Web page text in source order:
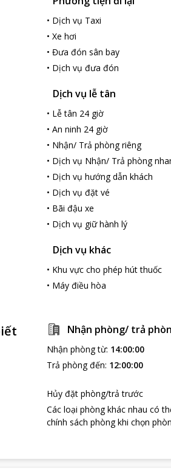
• Dịch vụ Taxi
• Xe hơi
• Đưa đón sân bay
• Dịch vụ đưa đón
Dịch vụ lễ tân
• Lễ tân 24 giờ
• An ninh 24 giờ
• Nhận/ Trả phòng riêng
• Dịch vụ Nhận/ Trả phòng
• Dịch vụ hướng dẫn khách
• Dịch vụ đặt vé
• Bãi đậu xe
• Dịch vụ giữ hành lý
Dịch vụ khác
• Khu vực cho phép hút thuốc
• Máy điều hòa
Nhận phòng/ trả
Nhận phòng từ: 14:00:00
Trả phòng đến: 12:00:00
Hủy đặt phòng/trả trước
Các loại phòng khác nhau có
chính sách phòng khi chọn